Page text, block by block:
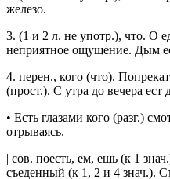
железо.
3. (1 и 2 л. не употр.), что. О
неприятное ощущение. Дым
4. перен., кого (что).
(прост.). С утра до вечера ест
• Есть глазами кого (разг.)
отрываясь.
| сов. поесть, ем, ешь (к 1 знач.
съеденный (к 1, 2 и 4 знач.).